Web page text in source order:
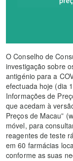
O Conselho de
investigação sobre
antigénio para a
efectuada hoje (dia
Informações de
que acedam à
Preços de Macau”
móvel, para
reagentes de teste
em 60 farmácias
conforme as suas